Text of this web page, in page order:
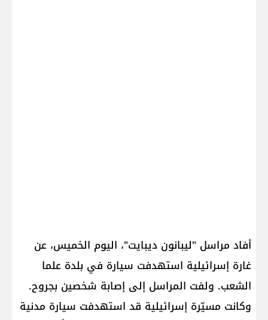
أفاد مراسل "ليبانون ديبايت"، اليوم الخميس، عن
غارة إسرائيلية استهدفت سيارة في بلدة علما
الشعب. ولفت المراسل إلى إصابة شخصين بجروح.
وكانت مسيّرة إسرائيلية قد استهدفت سيارة مدنية